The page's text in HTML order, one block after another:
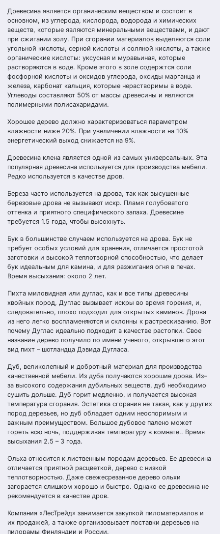
Древесина является органическим веществом и состоит в
основном, из углерода, кислорода, водорода и химических
веществ, которые являются минеральными веществами, и дают
при сжигании золу. При сгорании материалов выделяются соли
угольной кислоты, серной кислоты и соляной кислоты, а также
органические кислоты: уксусная и муравьиная, которые
растворяются в воде. Кроме этого в золе содержтся соли
фосфорной кислоты и оксидов углерода, оксиды марганца и
железа, карбонат кальция, которые нерастворимы в воде.
Углеводы составляют 50% от массы древесины и являются
полимерными полисахаридами.
Хорошее дерево должно характеризоваться параметром
влажности ниже 20%. При увеличении влажности на 10%
энергетический выход снижается на 9%.
Древесина клена является одной из самых универсальных. Эта
популярная древесина используется для производства мебели.
Редко используется в качестве дров.
Береза часто используется на дрова, так как высушенные
березовые дрова не вызывают искр. Пламя голубоватого
оттенка и приятного специфического запаха. Древесине
требуется 1.5 года, чтобы высохнуть.
Бук в большинстве случаем используется на дрова. Бук не
требует особых условий для хранения, отличается простотой
заготовки и высокой теплотворной способностью, что делает
бук идеальным для камина, и для разжигания огня в печах.
Время высыхания: около 2 лет.
Пихта миловидная или дуглас, как и все типы древесины
хвойных пород, Дуглас вызывает искры во время горения, и,
следовательно, плохо подходит для открытых каминов. Дрова
из него легко воспламеняются и склонны к растрескиванию. Вот
почему Дуглас идеально подходит в качестве растопки. Свое
название дерево получило по имени ученого, открывшего этот
вид пихт – шотландца Дэвида Дугласа.
Дуб, великолепный и добротный материал для производства
качественной мебели. Из дуба получаются хорошие дрова. Из–
за высокого содержания дубильных веществ, дуб необходимо
сушить дольше. Дуб горит медленно, и получается высокая
температура сгорания. Эстетика сгорания не такая, как у других
пород деревьев, но дуб обладает одним неоспоримым и
важным преимуществом. Большое дубовое палено может
гореть всю ночь, поддерживая температуру в комнате.. Время
высыхания 2.5 – 3 года.
Ольха относится к лиственным породам деревьев. Ее древесина
отличается приятной расцветкой, дерево с низкой
теплотворностью. Даже свежесрезанное дерево ольхи
загорается слишком хорошо и быстро. Однако ее древесина не
рекомендуется в качестве дров.
Компания «ЛесТрейд» занимается закупкой пиломатериалов и
их продажей, а также организовывает поставки деревьев на
пилорамы Финляндии и России.